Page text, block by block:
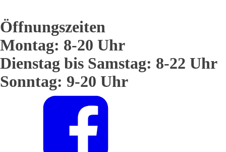
Öffnungszeiten
Montag: 8-20 Uhr
Dienstag bis Samstag: 8-22 Uhr
Sonntag: 9-20 Uhr